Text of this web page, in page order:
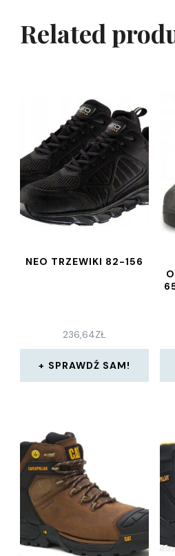
Related
NEO TRZEWIKI 82-156
236,64ZŁ
SPRAWDŹ SAM!